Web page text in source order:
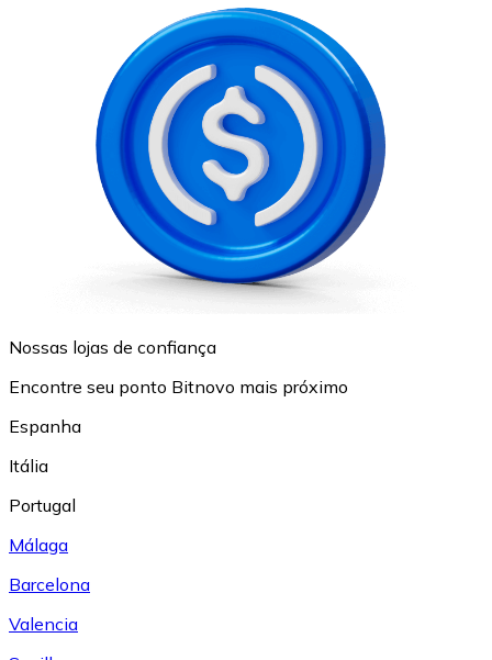
Nossas lojas de confiança
Encontre seu ponto Bitnovo mais próximo
Espanha
Itália
Portugal
Málaga
Barcelona
Valencia